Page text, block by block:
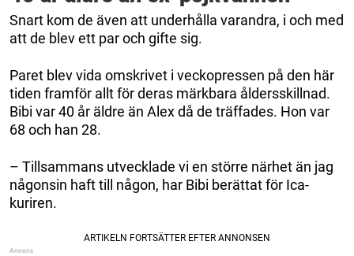
Snart kom de även att underhålla varandra, i och med
att de blev ett par och gifte sig.
Paret blev vida omskrivet i veckopressen på den här
tiden framför allt för deras märkbara åldersskillnad.
Bibi var 40 år äldre än Alex då de träffades. Hon var
68 och han 28.
– Tillsammans utvecklade vi en större närhet än jag
någonsin haft till någon, har Bibi berättat för Ica-
kuriren.